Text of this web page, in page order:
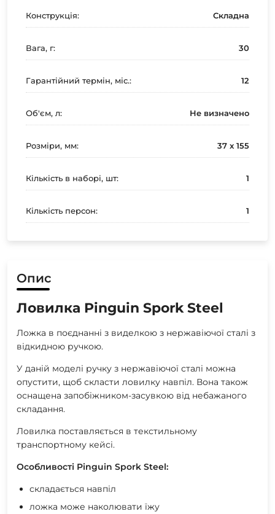
Конструкція: Складна
Вага, г: 30
Гарантійний термін, міс.: 12
Об'єм, л: Не визначено
Розміри, мм: 37 x 155
Кількість в наборі, шт: 1
Кількість персон: 1
Опис
Ловилка Pinguin Spork Steel
Ложка в поєднанні з виделкою з нержавіючої сталі з
відкидною ручкою.
У даній моделі ручку з нержавіючої сталі можна
опустити, щоб скласти ловилку навпіл. Вона також
оснащена запобіжником-засувкою від небажаного
складання.
Ловилка поставляється в текстильному
транспортному кейсі.
Особливості Pinguin Spork Steel:
складається навпіл
ложка може наколювати їжу